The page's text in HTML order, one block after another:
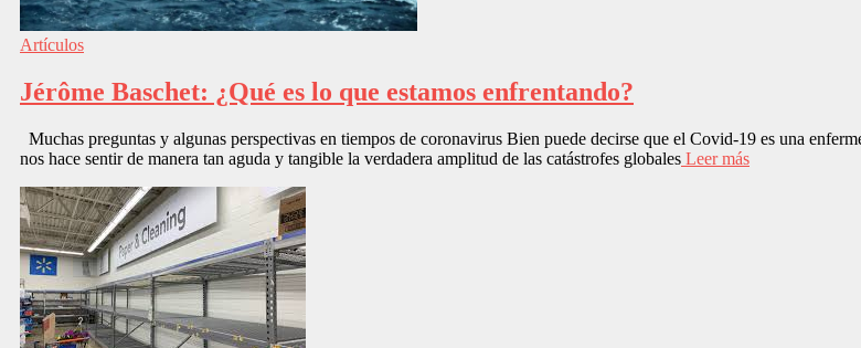
Artículos
Jérôme Baschet: ¿Qué es lo que estamos enfrentando?
Muchas preguntas y algunas perspectivas en tiempos de coronavirus Bien puede decirse que el Covid-19 es una
nos hace sentir de manera tan aguda y tangible la verdadera amplitud de las catástrofes globales Leer más